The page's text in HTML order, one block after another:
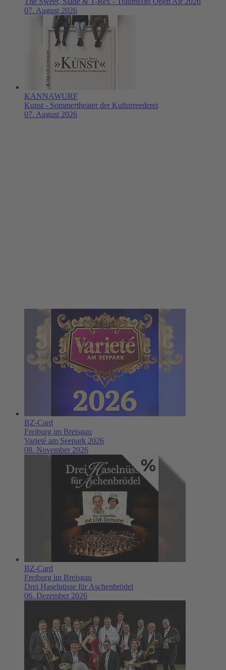
07. August 2026
KANNAWURF
Kunst - Sommertheater der Kulturreederei
07. August 2026
BZ-Card
Freiburg im Breisgau
Varieté am Seepark 2026
08. November 2026
BZ-Card
Freiburg im Breisgau
Drei Haselnüsse für Aschenbrödel
06. Dezember 2026